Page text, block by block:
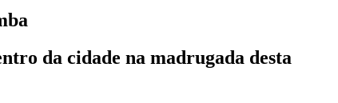
da cidade na madrugada desta